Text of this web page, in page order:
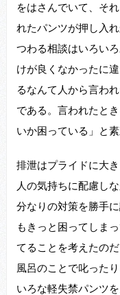
をはさんでいて、そ
れたパンツが押し入
つわる相談はいろい
けが良くなかったに
るなんて人から言わ
である。言われたと
いか困っている」と
排泄はプライドに大
人の気持ちに配慮し
分なりの対策を勝手
もきっと困ってしま
てることを考えたの
風呂のことで叱った
いろな軽失禁パンツ